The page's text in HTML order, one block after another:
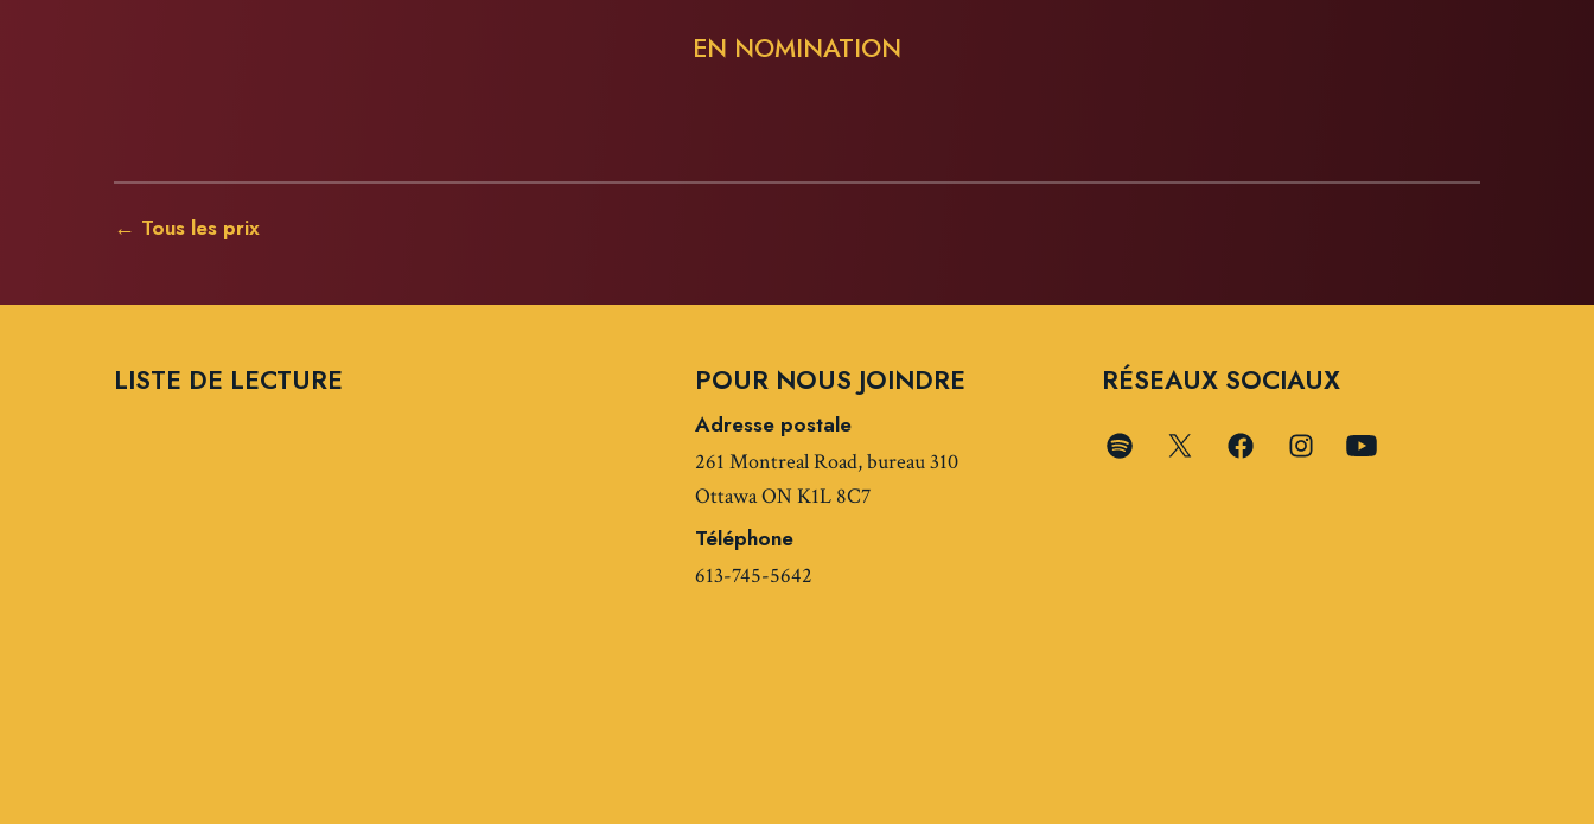
EN NOMINATION
← Tous les prix
LISTE DE LECTURE POUR NOUS JOINDRE
Adresse postale
261 Montreal Road, bureau 310
Ottawa ON K1L 8C7
Téléphone
613-745-5642
RÉSEAUX SOCIAUX